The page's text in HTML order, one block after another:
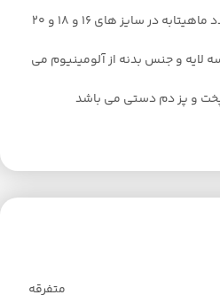
سرویس تابه نقلی شامل سه عدد ماهیتابه در سایز های 16 و 18 و 20
و جنس بدنه از آلومینیوم می
پخت و پز دم دستی می باشد
متفرقه